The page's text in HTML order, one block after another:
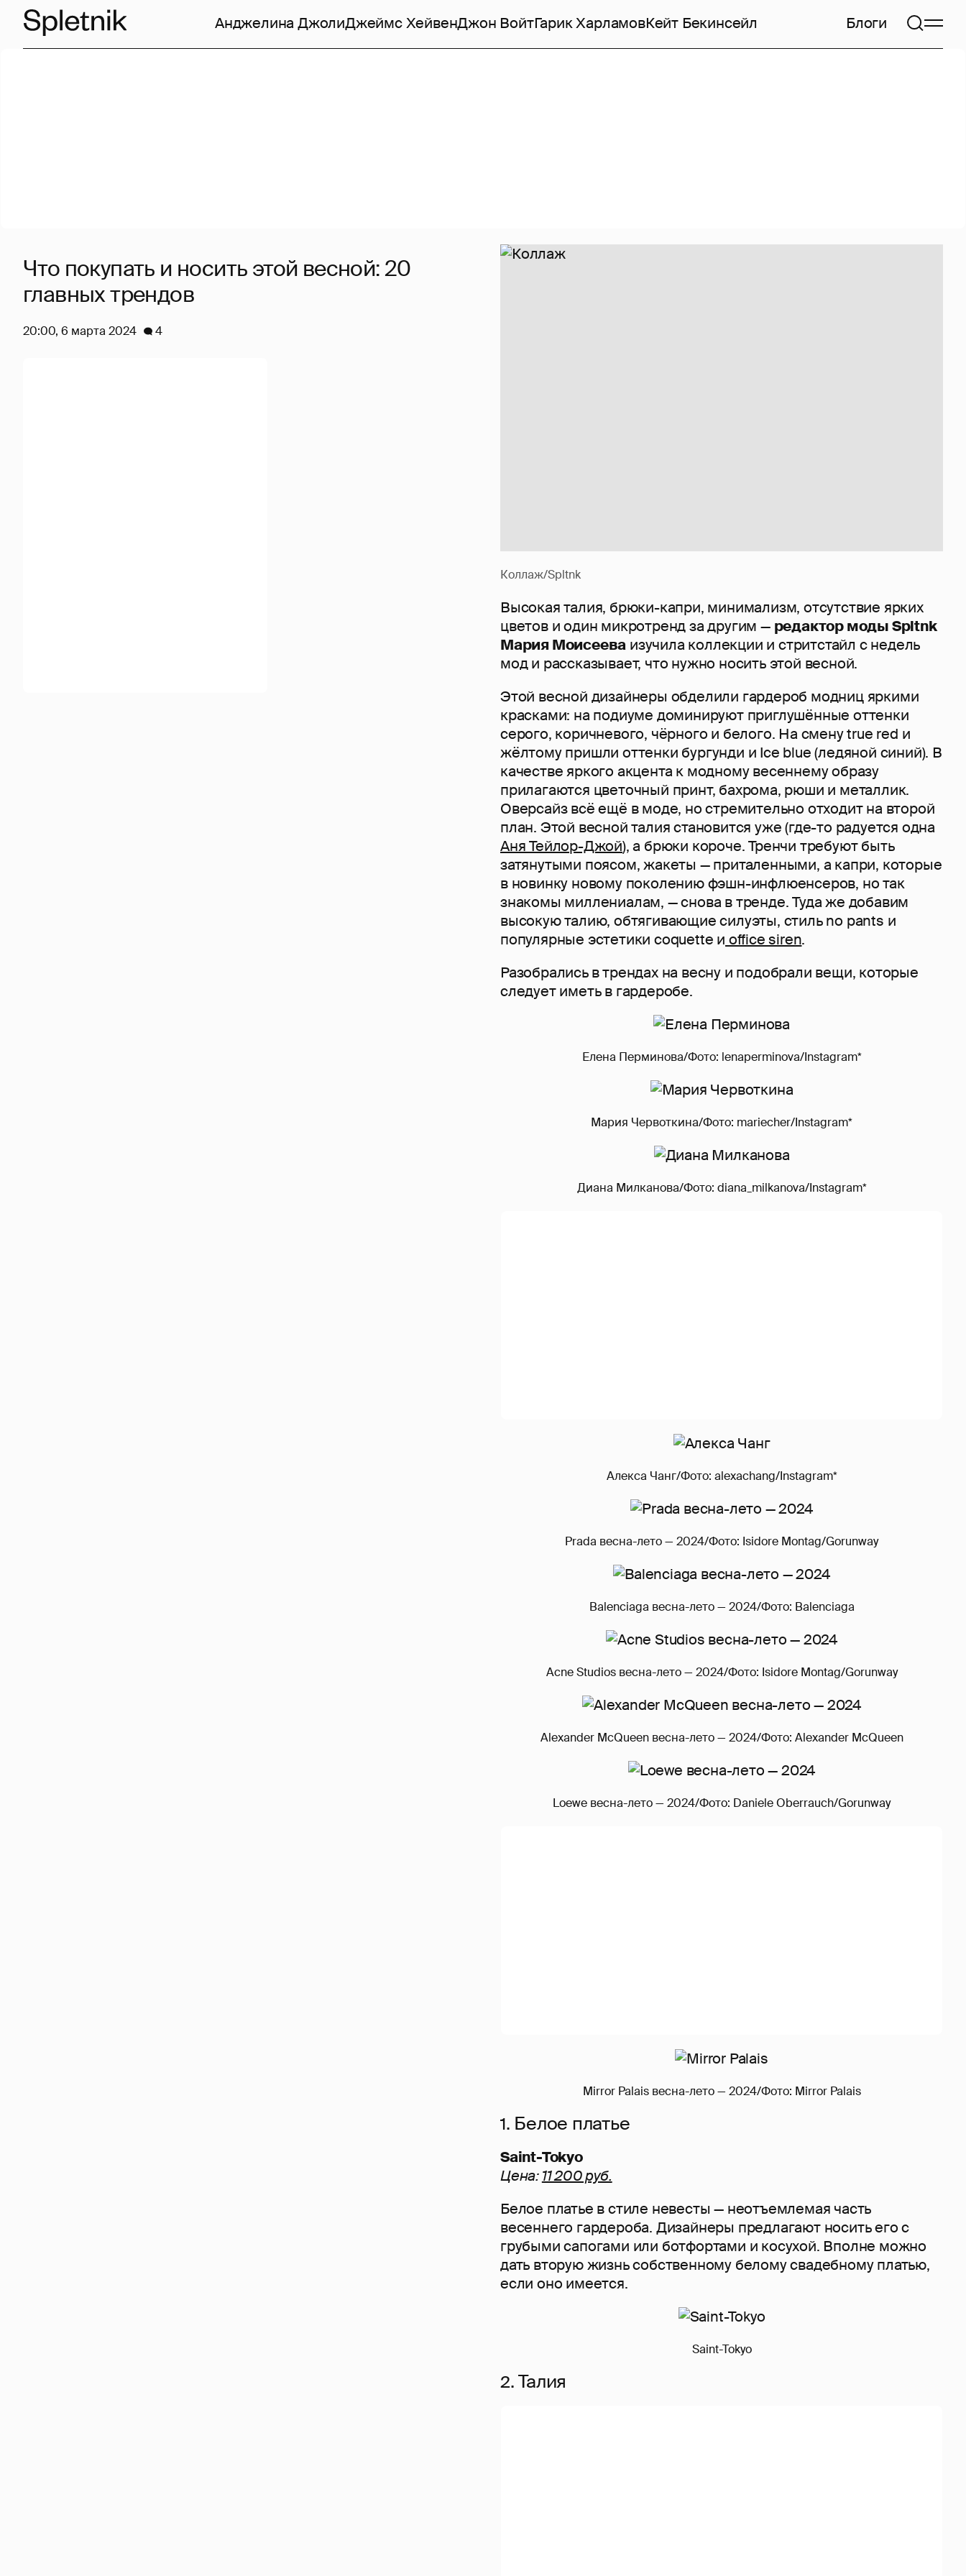
Анджелина ДжолиДжеймс ХейвенДжон ВойтГарик ХарламовКейт Бекинсейл Блоги
Коллаж/Spltnk
Высокая талия, брюки-капри, минимализм, отсутствие ярких
цветов и один микротренд за другим — редактор моды Spltnk
Мария Моисеева изучила коллекции и стритстайл с недель
мод и рассказывает, что нужно носить этой весной.
Этой весной дизайнеры обделили гардероб модниц яркими
красками: на подиуме доминируют приглушённые оттенки
серого, коричневого, чёрного и белого. На смену true red и
жёлтому пришли оттенки бургунди и Ice blue (ледяной синий). В
качестве яркого акцента к модному весеннему образу
прилагаются цветочный принт, бахрома, рюши и металлик.
Оверсайз всё ещё в моде, но стремительно отходит на второй
план. Этой весной талия становится уже (где-то радуется одна
Аня Тейлор-Джой), а брюки короче. Тренчи требуют быть
затянутыми поясом, жакеты — приталенными, а капри, которые
в новинку новому поколению фэшн-инфлюенсеров, но так
знакомы миллениалам, — снова в тренде. Туда же добавим
высокую талию, обтягивающие силуэты, стиль no pants и
популярные эстетики coquette и office siren.
Разобралисьв трендах на весну и подобрали вещи, которые
следует иметь в гардеробе.
Елена Перминова/Фото: lenaperminova/Instagram*
Мария Червоткина/Фото: mariecher/Instagram*
Диана Милканова/Фото: diana_milkanova/Instagram*
Алекса Чанг/Фото: alexachang/Instagram*
Prada весна-лето — 2024/Фото: Isidore Montag/Gorunway
Balenciaga весна-лето — 2024/Фото: Balenciaga
Acne Studios весна-лето — 2024/Фото: Isidore Montag/Gorunway
Alexander McQueen весна-лето — 2024/Фото: Alexander McQueen
Loewe весна-лето — 2024/Фото: Daniele Oberrauch/Gorunway
Mirror Palais весна-лето — 2024/Фото: Mirror Palais
1. Белое платье
Saint-Tokyo
Цена:11 200 руб.
Белое платье в стиле невесты — неотъемлемая часть
весеннего гардероба. Дизайнеры предлагают носить его с
грубыми сапогами или ботфортами и косухой. Вполне можно
дать вторую жизнь собственному белому свадебному платью,
если оно имеется.
Saint-Tokyo
2. Талия
Что покупать и носить этой весной: 20
главных трендов
20:00, 6 марта 2024 4